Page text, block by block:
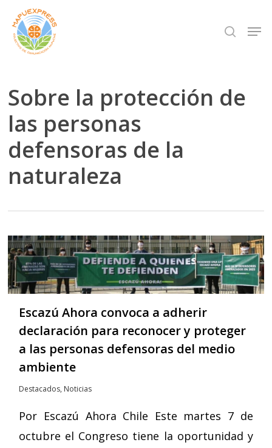
Skip
main
search
Sobre la protección de
las personas
defensoras de la
naturaleza
Escazú Ahora convoca a adherir
declaración para reconocer y proteger
a las personas defensoras del medio
ambiente
Destacados, Noticias
Por Escazú Ahora Chile Este martes 7 de
octubre el Congreso tiene la oportunidad y
Close